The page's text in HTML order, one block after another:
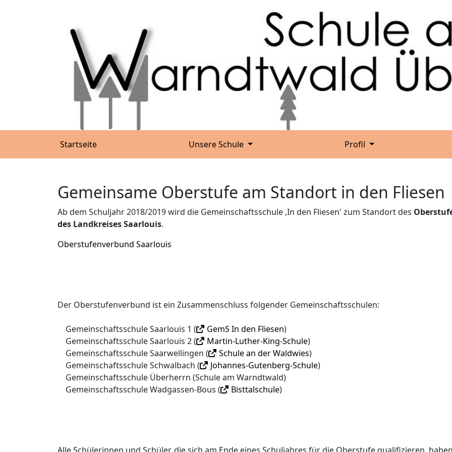
Startseite Unsere Schule Profil
Gemeinsame Oberstufe am Standort in den Fliesen
Ab dem Schuljahr 2018/2019 wird die Gemeinschaftsschule ,In den Fliesen' zum Standort des
des Landkreises Saarlouis.
Oberstufenverbund Saarlouis
Der Oberstufenverbund ist ein Zusammenschluss folgender Gemeinschaftsschulen:
Gemeinschaftsschule Saarlouis 1 ( GemS In den Fliesen)
Gemeinschaftsschule Saarlouis 2 (
Martin-Luther-King-Schule)
Gemeinschaftsschule Saarwellingen (
Schule an der Waldwies)
Gemeinschaftsschule Schwalbach (
Johannes-Gutenberg-Schule)
Gemeinschaftsschule Überherrn (Schule am Warndtwald)
Gemeinschaftsschule Wadgassen-Bous (
Bisttalschule)